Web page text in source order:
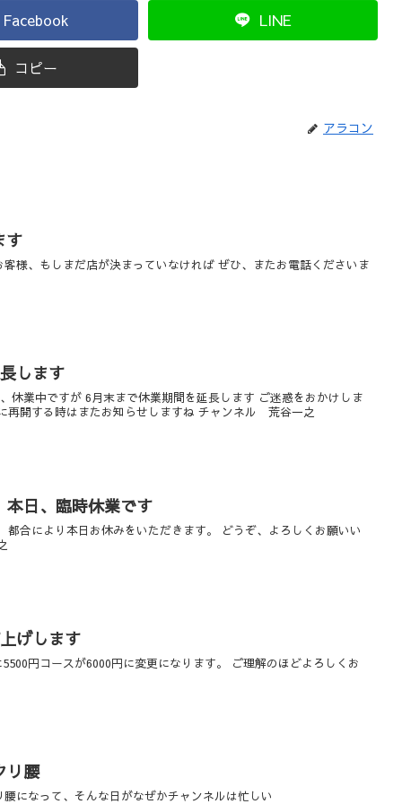
Facebook LINE
コピー
アラコン
す
様、もしまだ店が決まっていなければ ぜひ、またお電話くださいま
します
休業中ですが 6月末まで休業期間を延長します ご迷惑をおかけしま
再開する時はまたお知らせしますね チャンネル 荒谷一之
本日、臨時休業です
都合により本日お休みをいただきます。 どうぞ、よろしくお願いい
げします
円コースが6000円に変更になります。 ご理解のほどよろしくお
リ腰
になって、そんな日がなぜかチャンネルは忙しい